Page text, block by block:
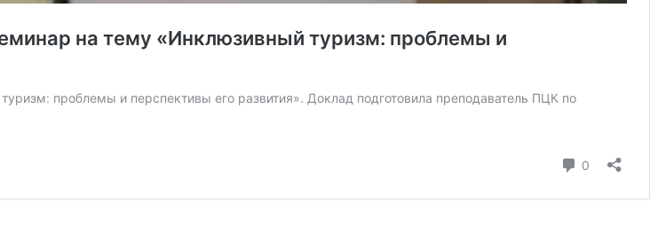
на тему «Инклюзивный туризм: проблемы и
проблемы и перспективы его развития». Доклад подготовила преподаватель ПЦК по
0